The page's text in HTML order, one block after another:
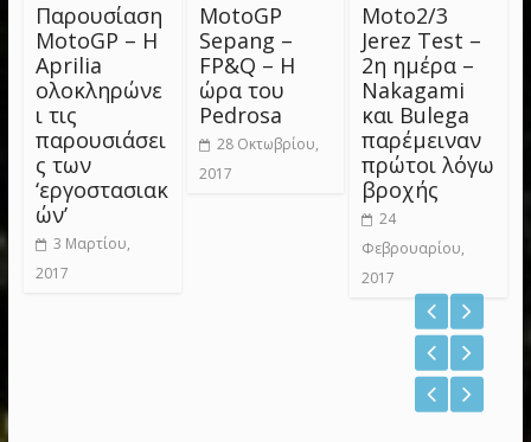
Παρουσίαση
MotoGP – Η
Aprilia
ολοκληρώνε
ι τις
παρουσιάσει
ς των
‘εργοστασιακ
ών’
3 Μαρτίου,
2017
MotoGP
Sepang –
FP&Q – Η
ώρα του
Pedrosa
28 Οκτωβρίου,
2017
Moto2/3
Jerez Test –
2η ημέρα –
Nakagami
και Bulega
παρέμειναν
πρώτοι λόγω
βροχής
24
Φεβρουαρίου,
2017